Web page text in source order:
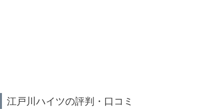
江戸川ハイツの評判・口コミ